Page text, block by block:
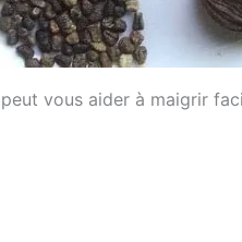
vous aider à maigrir